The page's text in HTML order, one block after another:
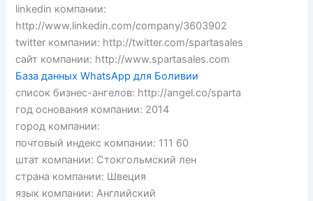
linkedin компании:
http://www.linkedin.com/company/3603902
twitter компании: http://twitter.com/spartasales
сайт компании: http://www.spartasales.com
База данных WhatsApp для Боливии
список бизнес-ангелов: http://angel.co/sparta
год основания компании: 2014
город компании:
почтовый индекс компании: 111 60
штат компании: Стокгольмский лен
страна компании: Швеция
язык компании: Английский